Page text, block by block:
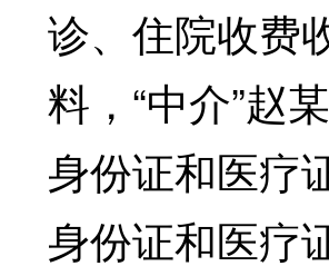
诊、住院收费
料，“中介”赵
身份证和医疗
身份证和医疗